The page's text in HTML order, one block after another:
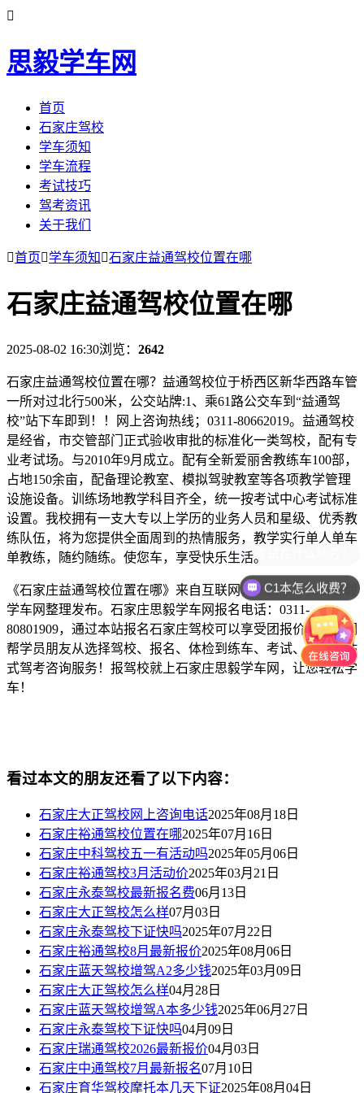

思毅学车网
首页
石家庄驾校
学车须知
学车流程
考试技巧
驾考资讯
关于我们
首页学车须知 石家庄益通驾校位置在哪
石家庄益通驾校位置在哪
2025-08-02 16:30浏览： 2642
石家庄益通驾校位置在哪？益通驾校位于桥西区新华西路车管
一所对过北行500米，公交站牌:1、乘61路公交车到“益通驾
校”站下车即到！！网上咨询热线；0311-80662019。益通驾校
是经省，市交管部门正式验收审批的标准化一类驾校，配有专
业考试场。与2010年9月成立。配有全新爱丽舍教练车100部，
占地150余亩，配备理论教室、模拟驾驶教室等各项教学管理
设施设备。训练场地教学科目齐全，统一按考试中心考试标准
设置。我校拥有一支大专以上学历的业务人员和星级、优秀教
练队伍，将为您提供全面周到的热情服务，教学实行单人单车
单教练，随约随练。使您车，享受快乐生活。
《石家庄益通驾校位置在哪》来自互联网，2025年8月2日思毅
学车网整理发布。石家庄思毅学车网报名电话：0311-
80801909，通过本站报名石家庄驾校可以享受团报价格，我们
帮学员朋友从选择驾校、报名、体检到练车、考试、拿证一站
式驾考咨询服务！报驾校就上石家庄思毅学车网，让您轻松学
车！
看过本文的朋友还看了以下内容：
石家庄大正驾校网上咨询电话2025年08月18日
石家庄裕通驾校位置在哪2025年07月16日
石家庄中科驾校五一有活动吗2025年05月06日
石家庄裕通驾校3月活动价2025年03月21日
石家庄永泰驾校最新报名费06月13日
石家庄大正驾校怎么样07月03日
石家庄永泰驾校下证快吗2025年07月22日
石家庄裕通驾校8月最新报价2025年08月06日
石家庄蓝天驾校增驾A2多少钱2025年03月09日
石家庄大正驾校怎么样04月28日
石家庄蓝天驾校增驾A本多少钱2025年06月27日
石家庄永泰驾校下证快吗04月09日
石家庄瑞通驾校2026最新报价04月03日
石家庄中通驾校7月最新报名07月10日
石家庄育华驾校摩托本几天下证2025年08月04日
C1本怎么收费？